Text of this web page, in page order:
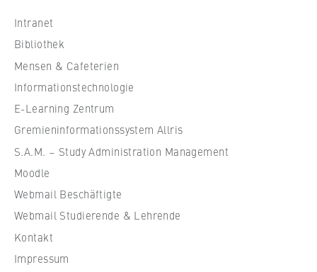
s
c
u
l
e
f
i
r
t
Intranet
Bibliothek
Mensen & Cafeterien
Informationstechnologie
E-Learning Zentrum
Gremieninformationssystem Allris
S.A.M. – Study Administration Management
Moodle
Webmail Beschäftigte
Webmail Studierende & Lehrende
Kontakt
Impressum